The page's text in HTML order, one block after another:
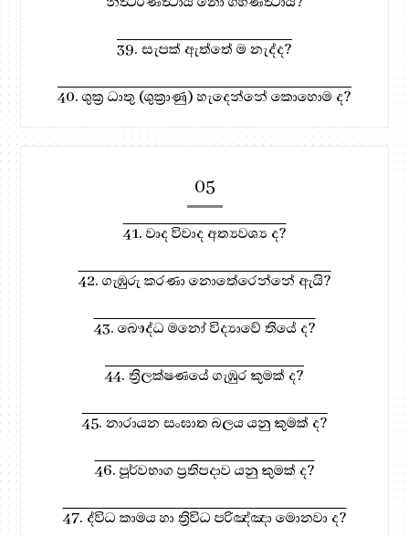
39. සැපක් ඇත්තේ ම නැද්ද?
40. ශුක්‍ර ධාතු (ශුක්‍රාණු) හැදෙන්නේ කොහොම ද?
05
41. වාද විවාද අත්‍යවශ්‍ය ද?
42. ගැඹුරු කරණා නොතේරෙන්නේ ඇයි?
43. බෞද්ධ මනෝ විද්‍යාවේ තියේ ද?
44. ත්‍රිලක්ෂණයේ ගැඹුර කුමක් ද?
45. නාරායන සංඝාත බලය යනු කුමක් ද?
46. පූර්වභාග ප්‍රතිපදාව යනු කුමක් ද?
47. ද්විධ කාමය හා ත්‍රිවිධ පරිඤ්ඤා මොනවා ද?